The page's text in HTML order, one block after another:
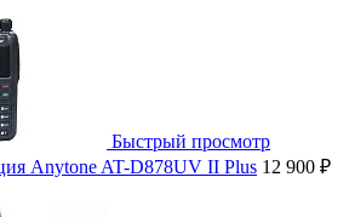
Быстрый просмотр
Anytone AT-D878UV II Plus 12 900 ₽